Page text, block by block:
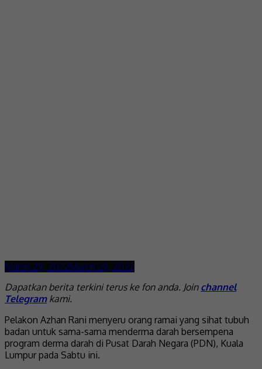
March 29, 2022March 29, 2022
Dapatkan berita terkini terus ke fon anda. Join channel
Telegramkami.
Pelakon Azhan Rani menyeru orang ramai yang sihat tubuh
badan untuk sama-sama menderma darah bersempena
program derma darah di Pusat Darah Negara (PDN), Kuala
Lumpur pada Sabtu ini.